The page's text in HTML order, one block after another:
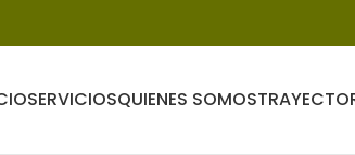
SERVICIOSQUIENES SOMOS